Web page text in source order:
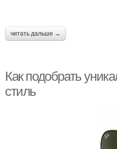
читать дальше →
Как подобрать
стиль